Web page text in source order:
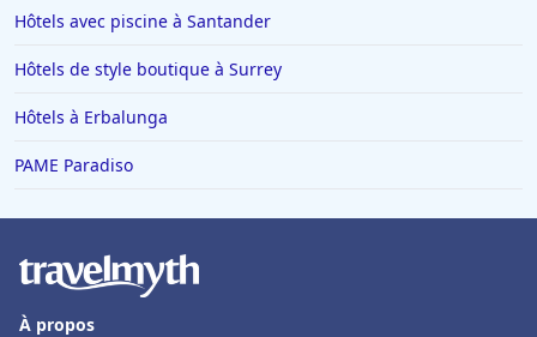
Hôtels avec piscine à Santander
Hôtels de style boutique à Surrey
Hôtels à Erbalunga
PAME Paradiso
À propos